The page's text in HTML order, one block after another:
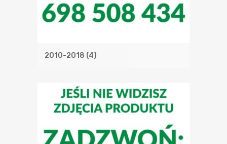
2010-2018 (4)